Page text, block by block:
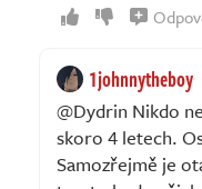
1johnnytheboy
@Dydrin Nikdo
skoro 4 letech.
Samozřejmě je